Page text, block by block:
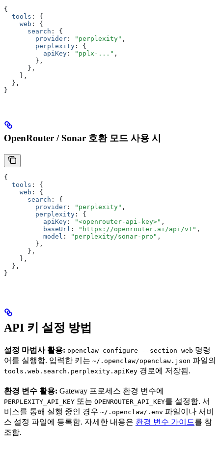
{
  tools
:
{
    web
:
{
      search
:
{
        provider
: "perplexity" ,
        perplexity
:
{
          apiKey
: "pplx-..." ,
        }
,
      }
,
    }
,
  }
,
}
OpenRouter / Sonar 호환 모드 사용 시
{
  tools
:
{
    web
:
{
      search
:
{
        provider
: "perplexity" ,
        perplexity
:
{
          apiKey
: "<openrouter-api-key>" ,
          baseUrl
: "https://openrouter.ai/api/v1" ,
          model
: "perplexity/sonar-pro" ,
        }
,
      }
,
    }
,
  }
,
}
API 키 설정 방법
설정 마법사 활용: openclaw configure --section web 명령
어를 실행함. 입력한 키는 ~/.openclaw/openclaw.json 파일의
tools.web.search.perplexity.apiKey 경로에 저장됨.
환경 변수 활용: Gateway 프로세스 환경 변수에
PERPLEXITY_API_KEY 또는 OPENROUTER_API_KEY를 설정함. 서
비스를 통해 실행 중인 경우 ~/.openclaw/.env 파일이나 서비
스 설정 파일에 등록함. 자세한 내용은 환경 변수 가이드를 참
조함.